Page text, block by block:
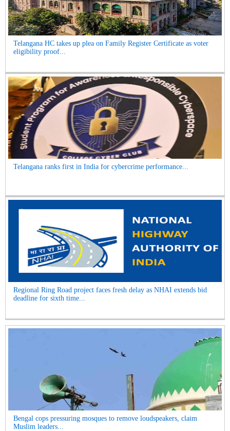
Telangana HC takes up plea on Family Register Certificate as voter
eligibility proof...
Telangana ranks first in India for cybercrime performance...
Regional Ring Road project faces fresh delay as NHAI extends bid
deadline for sixth time...
Bengal cops pressuring mosques to remove loudspeakers, claim
Muslim leaders...